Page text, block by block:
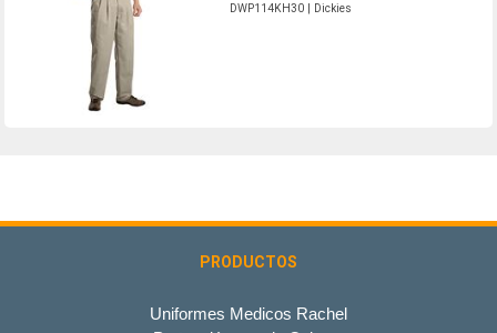
DWP114KH30 | Dickies
PRODUCTOS
Uniformes Medicos Rachel